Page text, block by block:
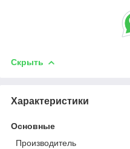
Скрыть
Характеристики
Основные
Производитель